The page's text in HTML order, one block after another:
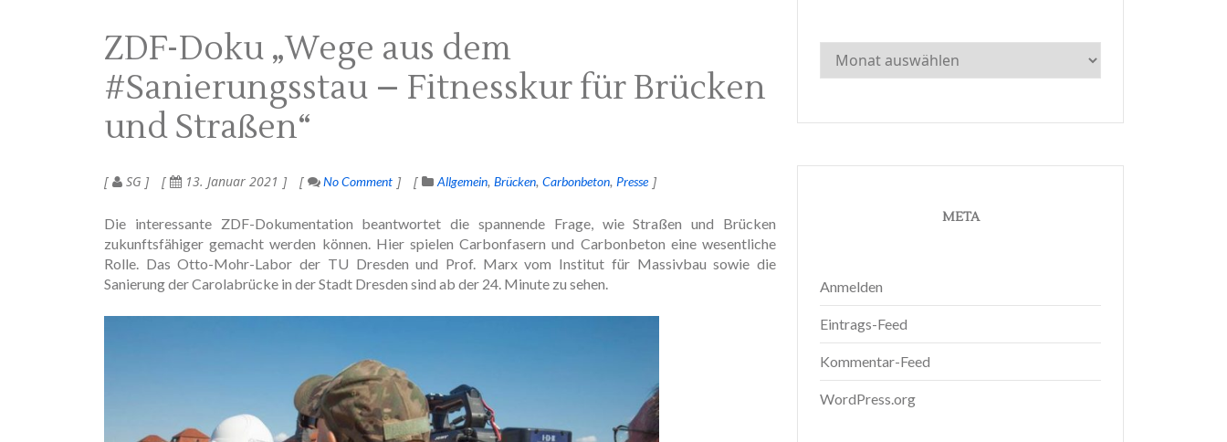
ZDF-Doku „Wege aus dem
#Sanierungsstau – Fitnesskur für Brücken
und Straßen“
SG 13. Januar 2021 No Comment Allgemein Brücken Carbonbeton Presse
Die interessante ZDF-Dokumentation beantwortet die spannende Frage, wie Straßen und Brücken
zukunftsfähiger gemacht werden können. Hier spielen Carbonfasern und Carbonbeton eine wesentliche
Rolle. Das Otto-Mohr-Labor der TU Dresden und Prof. Marx vom Institut für Massivbau sowie die
Sanierung der Carolabrücke in der Stadt Dresden sind ab der 24. Minute zu sehen.
Archiv
META
Anmelden
Eintrags-Feed
Kommentar-Feed
WordPress.org